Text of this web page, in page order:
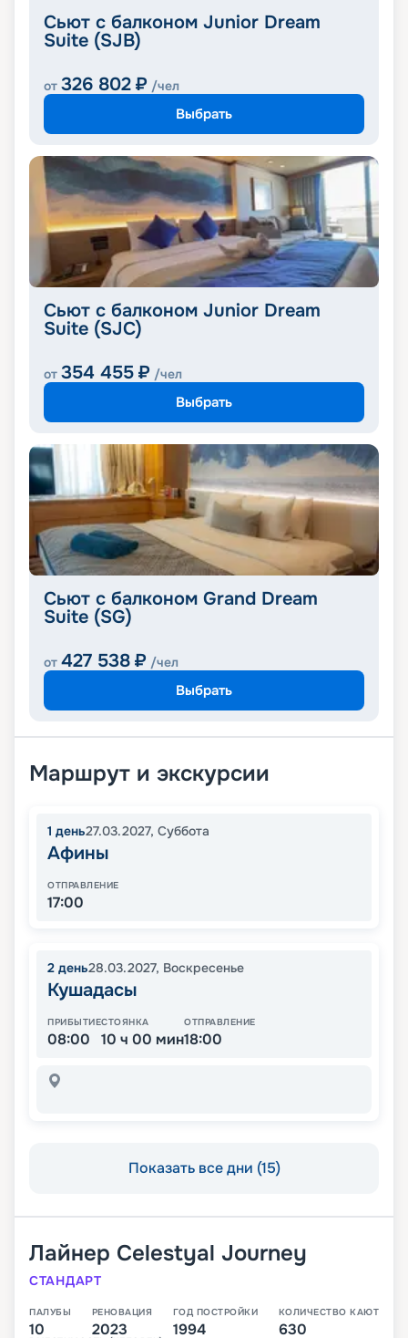
Сьют с балконом Junior Dream
Suite (SJB)
от 326 802 ₽ /чел
Выбрать
Сьют с балконом Junior Dream
Suite (SJC)
от 354 455 ₽ /чел
Выбрать
Сьют с балконом Grand Dream
Suite (SG)
от 427 538 ₽ /чел
Выбрать
Маршрут и экскурсии
1 день27.03.2027, Суббота
Афины
ОТПРАВЛЕНИЕ
17:00
2 день28.03.2027, Воскресенье
Кушадасы
ПРИБЫТИЕ
08:00
СТОЯНКА
10 ч 00 мин
ОТПРАВЛЕНИЕ
18:00
Показать все дни (15)
Лайнер Celestyal Journey
СТАНДАРТ
ПАЛУБЫ
10
РЕНОВАЦИЯ
2023
ГОД ПОСТРОЙКИ
1994
КОЛИЧЕСТВО КАЮТ
630